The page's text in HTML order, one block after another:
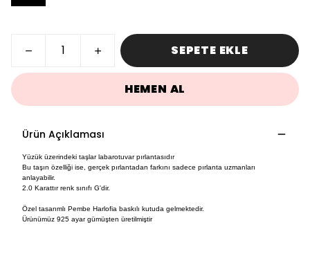
SEPETE EKLE
HEMEN AL
Ürün Açıklaması
Yüzük üzerindeki taşlar labarotuvar pırlantasıdır
Bu taşın özelliği ise, gerçek pırlantadan farkını sadece pırlanta uzmanları
anlayabilir.
2.0 Karattır renk sınıfı G'dir.
Özel tasarımlı Pembe Harlofia baskılı kutuda gelmektedir.
Ürünümüz 925 ayar gümüşten üretilmiştir